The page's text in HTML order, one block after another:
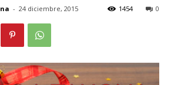
- 24 diciembre, 2015 0
1454